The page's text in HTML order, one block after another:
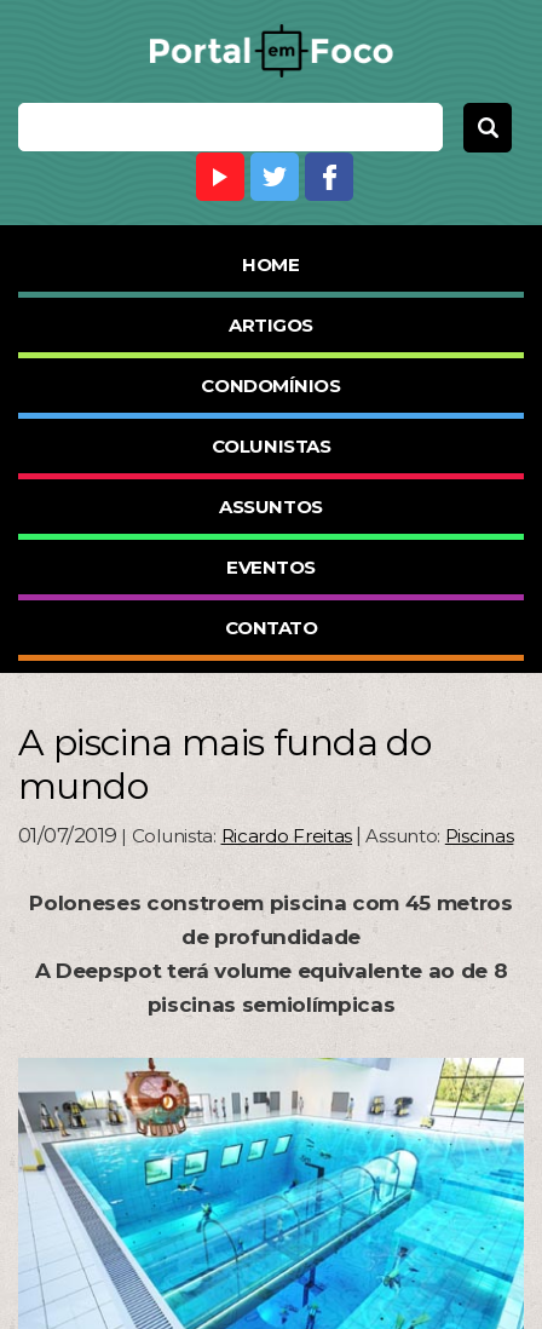
HOME
ARTIGOS
CONDOMÍNIOS
COLUNISTAS
ASSUNTOS
EVENTOS
CONTATO
A piscina mais funda do
mundo
01/07/2019 | Colunista: Ricardo Freitas |Assunto: Piscinas
Poloneses constroem piscina com 45 metros
de profundidade
A Deepspot terá volume equivalente ao de 8
piscinas semiolímpicas